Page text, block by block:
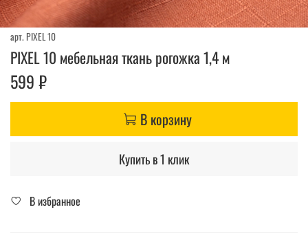
арт. PIXEL 10
PIXEL 10 мебельная ткань рогожка 1,4 м
599 ₽
В корзину
Купить в 1 клик
В избранное